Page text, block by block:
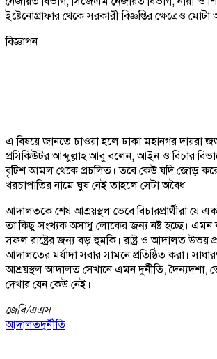
ইষ্টেনোগ্রাফার থেকে সরকারী বিজ্ঞপ্তির ক্ষেত্রেও
বিজ্ঞাপন
এ বিষয়ে জানতে চাওয়া হলে ঢাকা মহানগর
প্রসিকিউটর আব্দুল্লাহ আবু বলেন, আইন ও বিচার
বৃটিশ আমল থেকে প্রচলিত। তবে কেউ যদি জোড়
খরচাপাতির নামে ঘুষ নেই তাহলে সেটা অবৈধ।
আদালতকে শেষ আশ্রয়স্থল ভেবে বিচারপ্রার্থীরা
তা কিছু সংখ্যক অসাধু লোকের জন্য নষ্ট হচ্ছে। এমন
সফল রাষ্ট্রের জন্য বড় হুমকি। রাষ্ট্র ও আদালত উভয়
আদালতের মর্যাদা সবার সামনে প্রতিষ্ঠিত করা।
আশ্রয়স্থল আদালত সেখানে এমন দুর্নীতি, দৈন্যদশা,
দেখার যেন কেউ নেই।
জেবি/এএস
আদালতদুর্নীতি